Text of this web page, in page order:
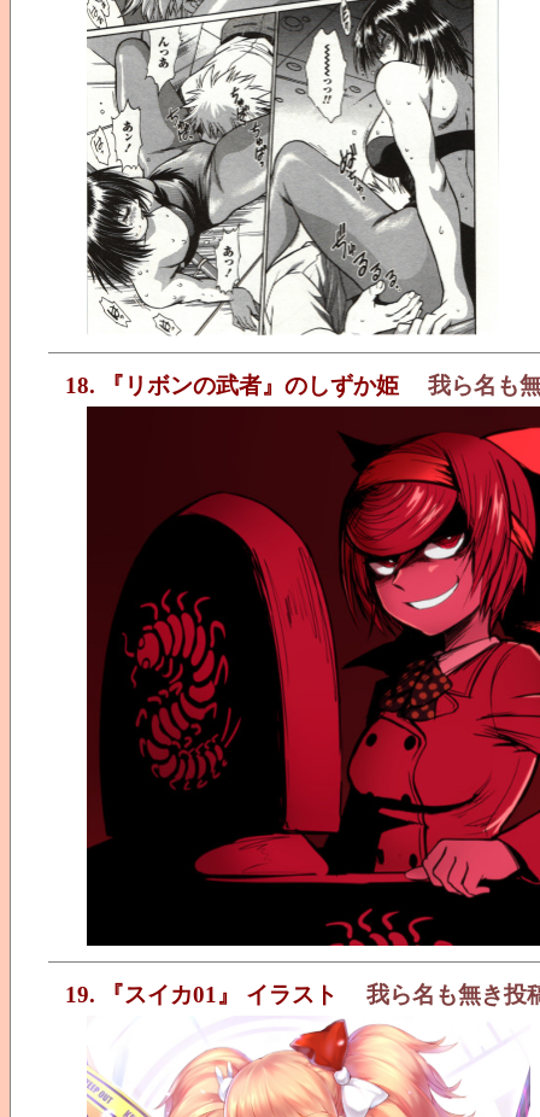
18. 『リボンの武者』のしずか姫 我ら名も
19. 『スイカ01』 イラスト 我ら名も無き投